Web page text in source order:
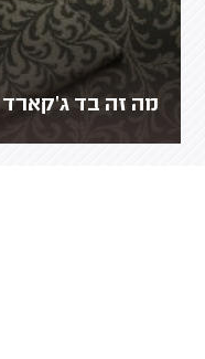
מה זה בד ג'קארד